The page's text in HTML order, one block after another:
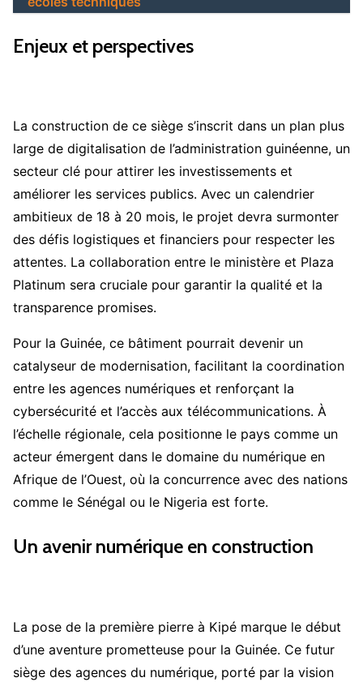
Enjeux et perspectives
La construction de ce siège s’inscrit dans un plan plus
large de digitalisation de l’administration guinéenne, un
secteur clé pour attirer les investissements et
améliorer les services publics. Avec un calendrier
ambitieux de 18 à 20 mois, le projet devra surmonter
des défis logistiques et financiers pour respecter les
attentes. La collaboration entre le ministère et Plaza
Platinum sera cruciale pour garantir la qualité et la
transparence promises.
Pour la Guinée, ce bâtiment pourrait devenir un
catalyseur de modernisation, facilitant la coordination
entre les agences numériques et renforçant la
cybersécurité et l’accès aux télécommunications. À
l’échelle régionale, cela positionne le pays comme un
acteur émergent dans le domaine du numérique en
Afrique de l’Ouest, où la concurrence avec des nations
comme le Sénégal ou le Nigeria est forte.
Un avenir numérique en construction
La pose de la première pierre à Kipé marque le début
d’une aventure prometteuse pour la Guinée. Ce futur
siège des agences du numérique, porté par la vision